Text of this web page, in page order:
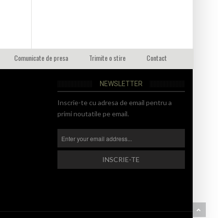
Comunicate de presa Trimite o stire Contact
NEWSLETTER
Inscrie-te cu adresa de email pentru a
primi noutatile pe email.